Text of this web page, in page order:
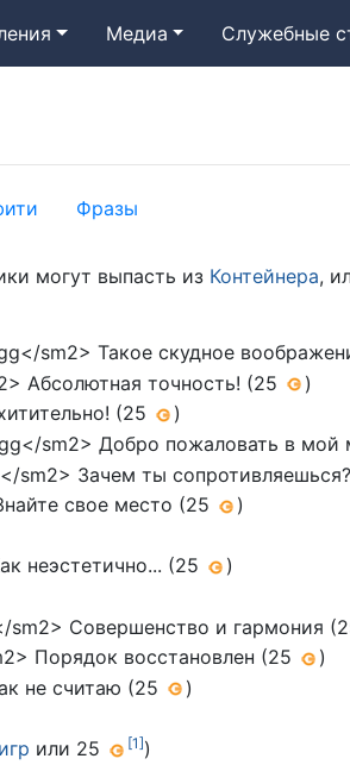
Медиа Служебные
Фразы
могут выпасть из Контейнера,
sm2> Такое скудное
Абсолютная точность! (25
)
(25
)
sm2> Добро пожаловать в мой
sm2> Зачем ты
свое место (25
)
неэстетично... (25
)
Совершенство и гармония
Порядок восстановлен (25
)
не считаю (25
)
или 25 [1])